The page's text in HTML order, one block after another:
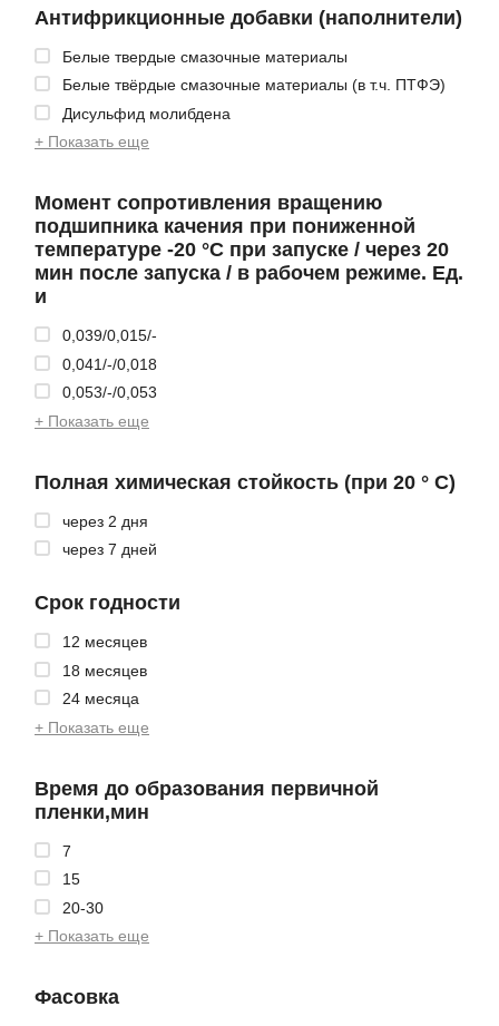
Антифрикционные добавки (наполнители)
Белые твердые смазочные материалы
Белые твёрдые смазочные материалы (в т.ч. ПТФЭ)
Дисульфид молибдена
+ Показать еще
Момент сопротивления вращению
подшипника качения при пониженной
температуре -20 °С при запуске / через 20
мин после запуска / в рабочем режиме. Ед.
и
0,039/0,015/-
0,041/-/0,018
0,053/-/0,053
+ Показать еще
Полная химическая стойкость (при 20 ° С)
через 2 дня
через 7 дней
Срок годности
12 месяцев
18 месяцев
24 месяца
+ Показать еще
Время до образования первичной
пленки,мин
7
15
20-30
+ Показать еще
Фасовка